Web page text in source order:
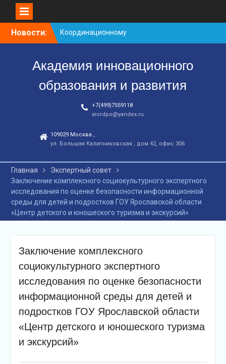
Новости:
Координационному
центру-25 лет!
группа
С юбилеем КЦ!
Академия инновационного
образования и развития
+7(499)7559118
aiordpo@yandex.ru
109029 Москва ,
ул. Большая Калитниковская , дом 42, офис 306
Главная
Экспертный совет
Заключение комплексного социокультурного экспертного
исследования по оценке безопасности информационной
среды для детей и подростков ГОУ Ярославской области
«Центр детского и юношеского туризма и экскурсий»
Заключение комплексного
социокультурного экспертного
исследования по оценке безопасности
информационной среды для детей и
подростков ГОУ Ярославской области
«Центр детского и юношеского туризма
и экскурсий»